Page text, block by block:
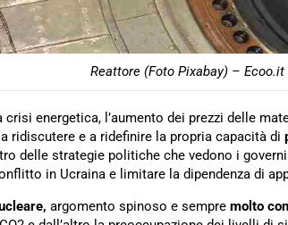
Reattore (Foto Pixabay) – Ecoo.it
crisi energetica, l’aumento dei prezzi delle
ridiscutere e a ridefinire la propria capacità di
delle strategie politiche che vedono i
in Ucraina e limitare la dipendenza di
argomento spinoso e sempre molto